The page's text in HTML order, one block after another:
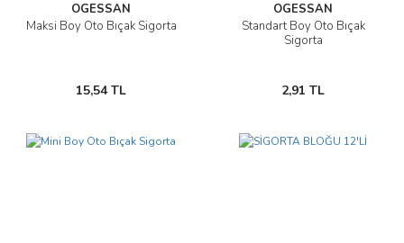
OGESSAN
Maksi Boy Oto Bıçak Sigorta
15,54 TL
OGESSAN
Standart Boy Oto Bıçak
Sigorta
2,91 TL